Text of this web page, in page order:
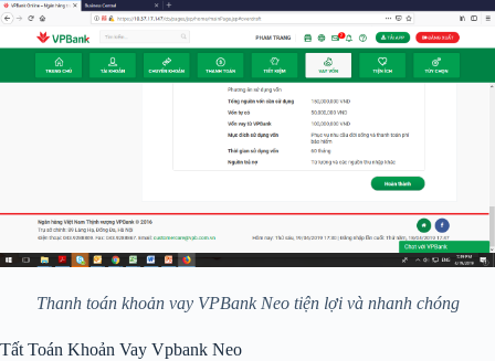
Thanh toán khoản vay VPBank Neo tiện lợi và nhanh chóng
Tất Toán Khoản Vay Vpbank Neo